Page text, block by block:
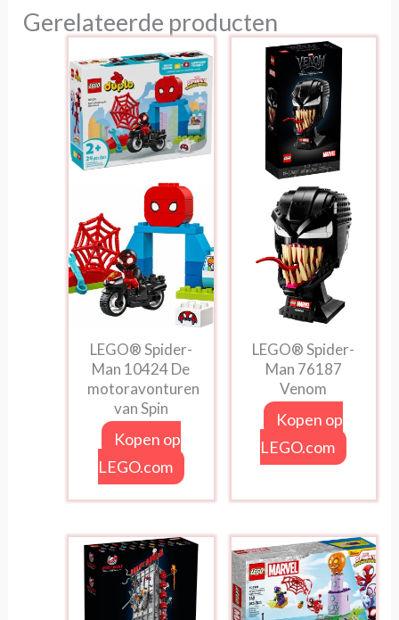
Gerelateerde producten
LEGO® Spider-
Man 10424 De
motoravonturen
van Spin
Kopen op
LEGO.com
LEGO® Spider-
Man 76187
Venom
Kopen op
LEGO.com